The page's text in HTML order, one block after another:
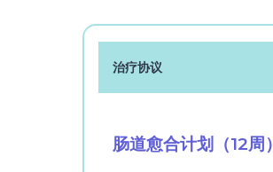
治疗协议
肠道愈合计划（12周）